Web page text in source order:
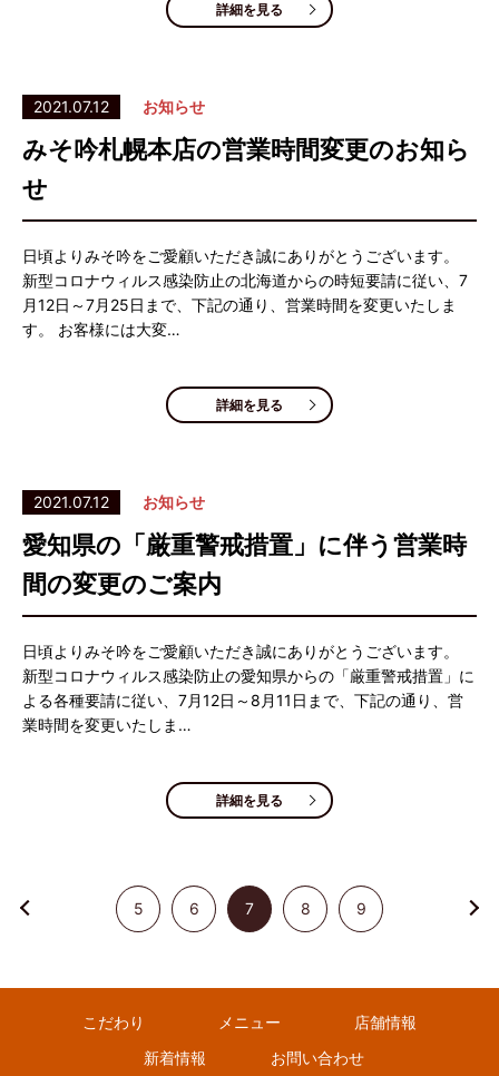
詳細を見る
2021.07.12 お知らせ
みそ吟札幌本店の営業時間変更のお知ら
せ
日頃よりみそ吟をご愛顧いただき誠にありがとうございます。
新型コロナウィルス感染防止の北海道からの時短要請に従い、7
月12日～7月25日まで、下記の通り、営業時間を変更いたしま
す。 お客様には大変…
詳細を見る
2021.07.12 お知らせ
愛知県の「厳重警戒措置」に伴う営業時
間の変更のご案内
日頃よりみそ吟をご愛顧いただき誠にありがとうございます。
新型コロナウィルス感染防止の愛知県からの「厳重警戒措置」に
よる各種要請に従い、7月12日～8月11日まで、下記の通り、営
業時間を変更いたしま…
詳細を見る
5 6 7 8 9
こだわり メニュー
店舗情報
新着情報
お問い合わせ